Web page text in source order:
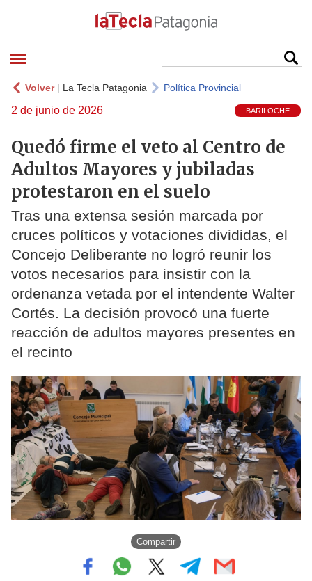
Volver| La Tecla Patagonia Política Provincial
2 de junio de 2026 BARILOCHE
Quedó firme el veto al Centro de
Adultos Mayores y jubiladas
protestaron en el suelo
Tras una extensa sesión marcada por
cruces políticos y votaciones divididas, el
Concejo Deliberante no logró reunir los
votos necesarios para insistir con la
ordenanza vetada por el intendente Walter
Cortés. La decisión provocó una fuerte
reacción de adultos mayores presentes en
el recinto
Compartir